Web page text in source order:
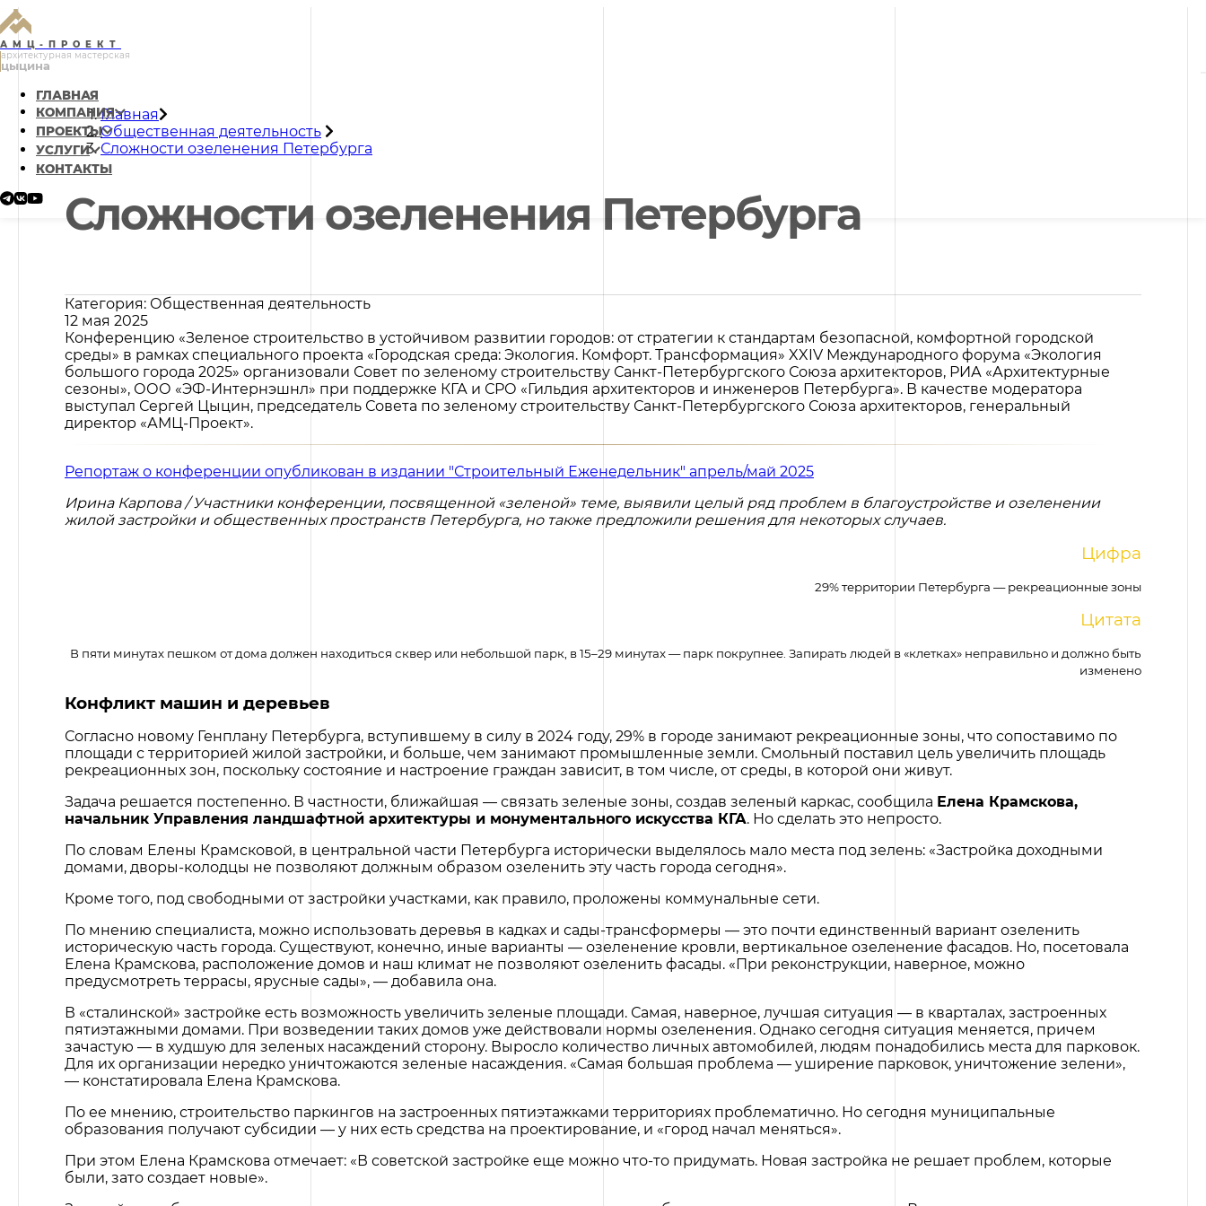
АМЦ-ПРОЕКТ
архитектурная мастерская
цыцина
ГЛАВНАЯ
КОМПАНИЯ
ПРОЕКТЫ
УСЛУГИ
КОНТАКТЫ
Главная
Общественная деятельность
Сложности озеленения Петербурга
Сложности озеленения Петербурга
Категория: Общественная деятельность
12 мая 2025
Конференцию «Зеленое строительство в устойчивом развитии городов: от стратегии к стандартам безопасной, комфортной городской
среды» в рамках специального проекта «Городская среда: Экология. Комфорт. Трансформация» XXIV Международного форума «Экология
большого города 2025» организовали Совет по зеленому строительству Санкт-Петербургского Союза архитекторов, РИА «Архитектурные
сезоны», ООО «ЭФ-Интернэшнл» при поддержке КГА и СРО «Гильдия архитекторов и инженеров Петербурга». В качестве модератора
выступал Сергей Цыцин, председатель Совета по зеленому строительству Санкт-Петербургского Союза архитекторов, генеральный
директор «АМЦ-Проект».
Репортаж о конференции опубликован в издании "Строительный Еженедельник" апрель/май 2025
Ирина Карпова / Участники конференции, посвященной «зеленой» теме, выявили целый ряд проблем в благоустройстве и озеленении
жилой застройки и общественных пространств Петербурга, но также предложили решения для некоторых случаев.
Цифра
29% территории Петербурга — рекреационные зоны
Цитата
В пяти минутах пешком от дома должен находиться сквер или небольшой парк, в 15–29 минутах — парк покрупнее. Запирать людей в «клетках» неправильно и должно быть
изменено
Конфликт машин и деревьев
Согласно новому Генплану Петербурга, вступившему в силу в 2024 году, 29% в городе занимают рекреационные зоны, что сопоставимо по
площади с территорией жилой застройки, и больше, чем занимают промышленные земли. Смольный поставил цель увеличить площадь
рекреационных зон, поскольку состояние и настроение граждан зависит, в том числе, от среды, в которой они живут.
Задача решается постепенно. В частности, ближайшая — связать зеленые зоны, создав зеленый каркас, сообщила Елена Крамскова,
начальник Управления ландшафтной архитектуры и монументального искусства КГА. Но сделать это непросто.
По словам Елены Крамсковой, в центральной части Петербурга исторически выделялось мало места под зелень: «Застройка доходными
домами, дворы-колодцы не позволяют должным образом озеленить эту часть города сегодня».
Кроме того, под свободными от застройки участками, как правило, проложены коммунальные сети.
По мнению специалиста, можно использовать деревья в кадках и сады-трансформеры — это почти единственный вариант озеленить
историческую часть города. Существуют, конечно, иные варианты — озеленение кровли, вертикальное озеленение фасадов. Но, посетовала
Елена Крамскова, расположение домов и наш климат не позволяют озеленить фасады. «При реконструкции, наверное, можно
предусмотреть террасы, ярусные сады», — добавила она.
В «сталинской» застройке есть возможность увеличить зеленые площади. Самая, наверное, лучшая ситуация — в кварталах, застроенных
пятиэтажными домами. При возведении таких домов уже действовали нормы озеленения. Однако сегодня ситуация меняется, причем
зачастую — в худшую для зеленых насаждений сторону. Выросло количество личных автомобилей, людям понадобились места для парковок.
Для их организации нередко уничтожаются зеленые насаждения. «Самая большая проблема — уширение парковок, уничтожение зелени»,
— констатировала Елена Крамскова.
По ее мнению, строительство паркингов на застроенных пятиэтажками территориях проблематично. Но сегодня муниципальные
образования получают субсидии — у них есть средства на проектирование, и «город начал меняться».
При этом Елена Крамскова отмечает: «В советской застройке еще можно что-то придумать. Новая застройка не решает проблем, которые
были, зато создает новые».